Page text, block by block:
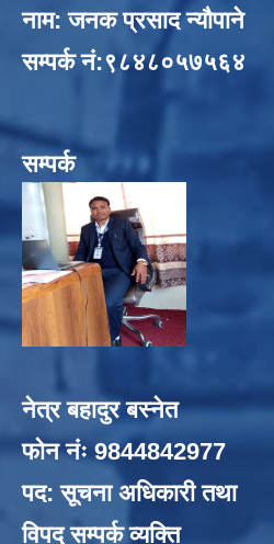
नाम: जनक प्रसाद न्यौपाने
सम्पर्क नं:९८४८०५७५६४
सम्पर्क
नेत्र बहादुर बस्नेत
फोन नंः 9844842977
पद: सूचना अधिकारी तथा
विपद् सम्पर्क व्यक्ति